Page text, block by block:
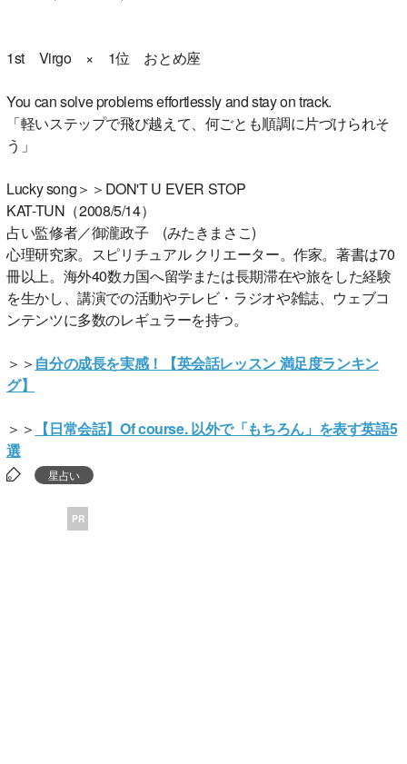
1st Virgo × 1位 おとめ座
You can solve problems effortlessly and stay on track.
「軽いステップで飛び越えて、何ごとも順調に片づけられそ
う」
Lucky song＞＞DON'T U EVER STOP
KAT-TUN（2008/5/14）
占い監修者／御瀧政子 (みたきまさこ)
心理研究家。スピリチュアル クリエーター。作家。著書は70
冊以上。海外40数カ国へ留学または長期滞在や旅をした経験
を生かし、講演での活動やテレビ・ラジオや雑誌、ウェブコ
ンテンツに多数のレギュラーを持つ。
＞＞ 自分の成長を実感！【英会話レッスン 満足度ランキン
グ】
＞＞ 【日常会話】Of course. 以外で「もちろん」を表す英語5
選
星占い
PR